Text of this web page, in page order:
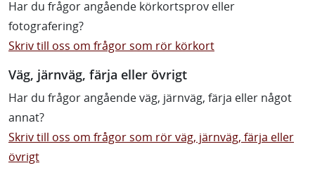
Har du frågor angående körkortsprov eller
fotografering?
Skriv till oss om frågor som rör körkort
Väg, järnväg, färja eller övrigt
Har du frågor angående väg, järnväg, färja eller något
annat?
Skriv till oss om frågor som rör väg, järnväg, färja eller
övrigt